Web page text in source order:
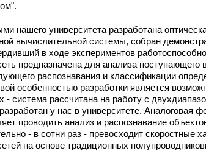
нашего университета разработана
вычислительной системы, собран
в ходе экспериментов
предназначена для анализа поступающего
распознавания и классификации
особенностью разработки является
- система рассчитана на работу с
у нас в университете. Аналоговая
проводить анализ и распознавание
- в сотни раз - превосходит скоростные
на основе традиционных